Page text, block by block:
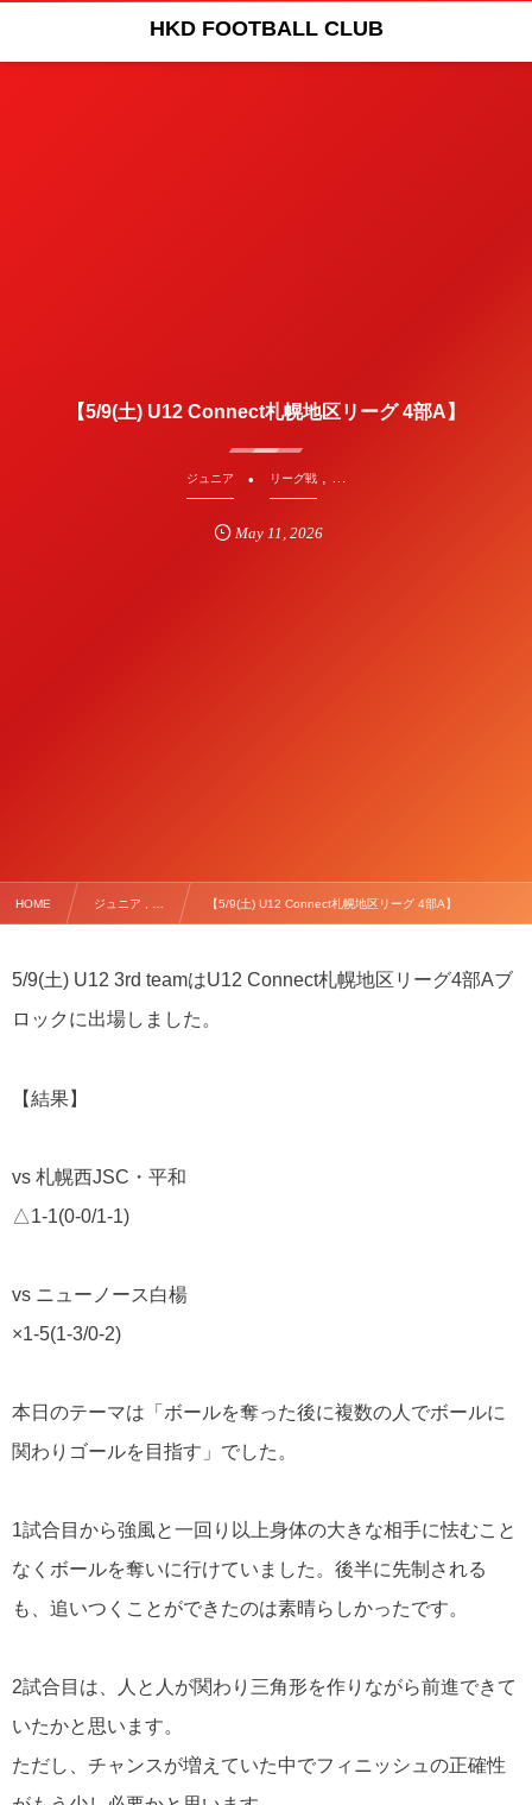
HKD FOOTBALL CLUB
【5/9(土) U12 Connect札幌地区リーグ 4部A】
ジュニア リーグ戦, …
May 11 , 2026
HOME ジュニア , … 【5/9(土) U12 Connect札幌地区リーグ 4部A】
5/9(土) U12 3rd teamはU12 Connect札幌地区リーグ4部Aブ
ロックに出場しました。
【結果】
vs 札幌西JSC・平和
△1-1(0-0/1-1)
vs ニューノース白楊
×1-5(1-3/0-2)
本日のテーマは「ボールを奪った後に複数の人でボールに
関わりゴールを目指す」でした。
1試合目から強風と一回り以上身体の大きな相手に怯むこと
なくボールを奪いに行けていました。 後半に先制される
も、追いつくことができたのは素晴らしかったです。
2試合目は、人と人が関わり三角形を作りながら前進できて
いたかと思います。
ただし、チャンスが増えていた中でフィニッシュの正確性